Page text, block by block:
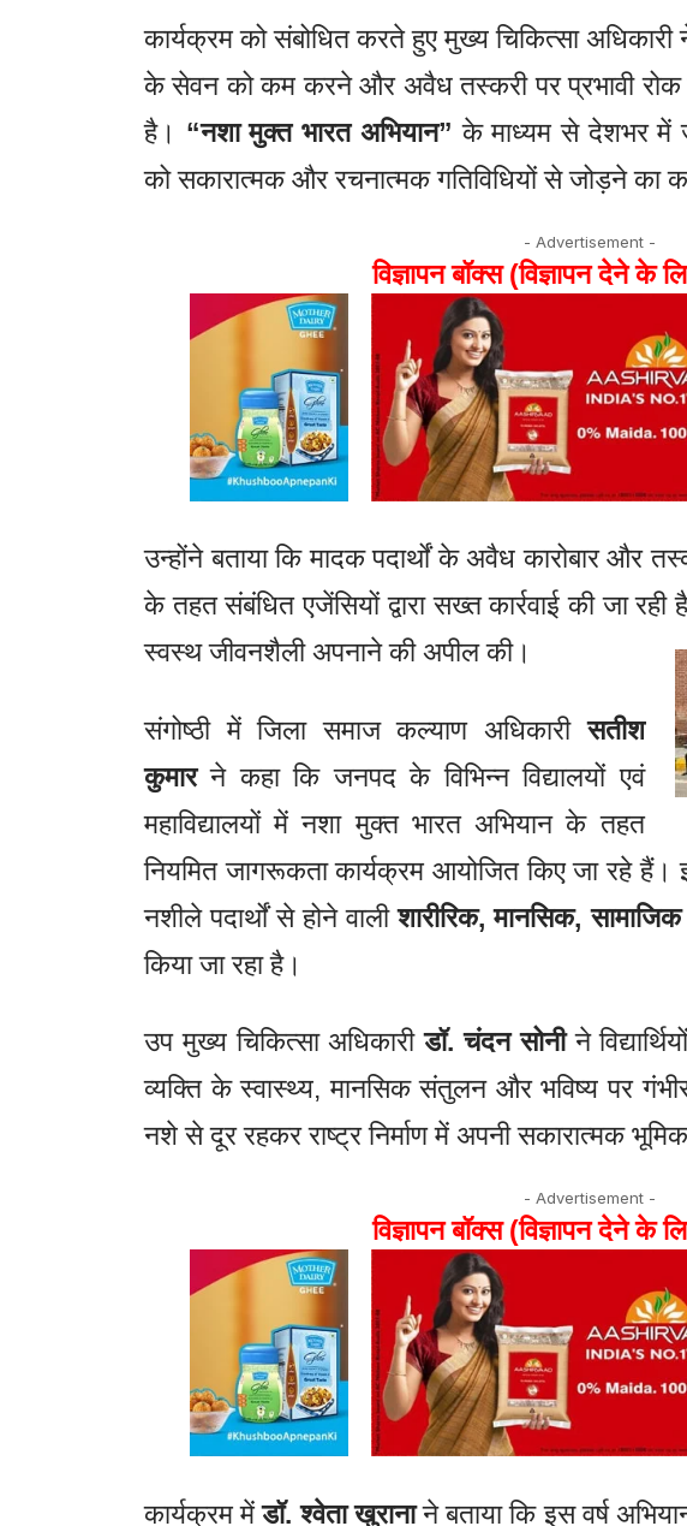
कार्यक्रम को संबोधित करते हुए मुख्य चिकित्सा अधिकारी
के सेवन को कम करने और अवैध तस्करी पर प्रभावी रोक
है। “नशा मुक्त भारत अभियान” के माध्यम से देशभर में
को सकारात्मक और रचनात्मक गतिविधियों से जोड़ने का
- Advertisement -
विज्ञापन बॉक्स (विज्ञापन देने के
उन्होंने बताया कि मादक पदार्थों के अवैध कारोबार और
के तहत संबंधित एजेंसियों द्वारा सख्त कार्रवाई की जा
स्वस्थ जीवनशैली अपनाने की अपील की।
संगोष्ठी में जिला समाज कल्याण अधिकारीसतीश
कुमारने कहा कि जनपद के विभिन्न विद्यालयों एवं
महाविद्यालयों में नशा मुक्त भारत अभियान के तहत
नियमित जागरूकता कार्यक्रम आयोजित किए जा रहे हैं।
नशीले पदार्थों से होने वालीशारीरिक, मानसिक,
किया जा रहा है।
उप मुख्य चिकित्सा अधिकारीडॉ. चंदन सोनीने
व्यक्ति के स्वास्थ्य, मानसिक संतुलन और भविष्य पर
नशे से दूर रहकर राष्ट्र निर्माण में अपनी सकारात्मक
- Advertisement -
विज्ञापन बॉक्स (विज्ञापन देने के
कार्यक्रम मेंडॉ. श्वेता खुरानाने बताया कि इस वर्ष